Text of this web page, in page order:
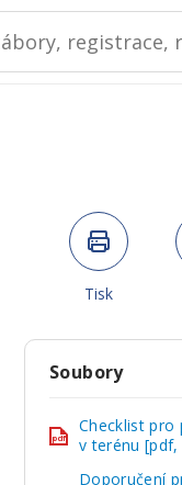
Tisk
Soubory
pdf
Checklist
v terénu [pdf,
Doporučení